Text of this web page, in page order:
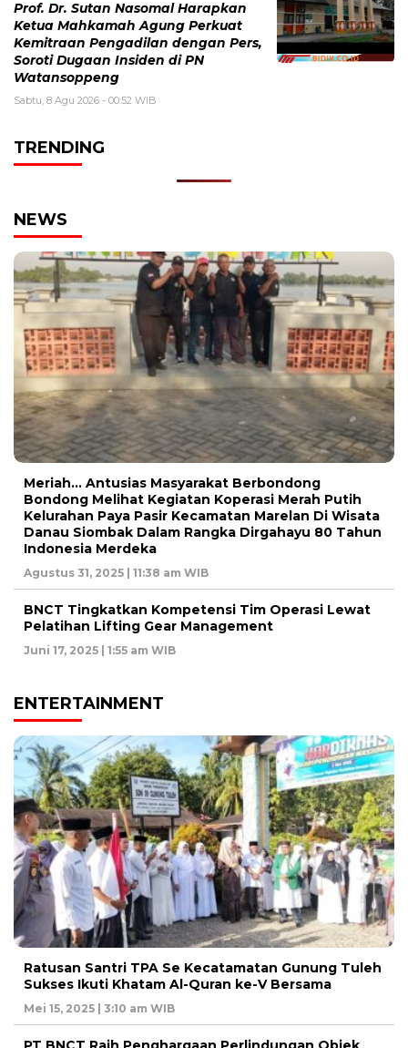
Prof. Dr. Sutan Nasomal Harapkan
Ketua Mahkamah Agung Perkuat
Kemitraan Pengadilan dengan Pers,
Soroti Dugaan Insiden di PN
Watansoppeng
Sabtu, 8 Agu 2026 - 00:52 WIB
TRENDING
NEWS
Meriah… Antusias Masyarakat Berbondong
Bondong Melihat Kegiatan Koperasi Merah Putih
Kelurahan Paya Pasir Kecamatan Marelan Di Wisata
Danau Siombak Dalam Rangka Dirgahayu 80 Tahun
Indonesia Merdeka
Agustus 31, 2025 | 11:38 am WIB
BNCT Tingkatkan Kompetensi Tim Operasi Lewat
Pelatihan Lifting Gear Management
Juni 17, 2025 | 1:55 am WIB
ENTERTAINMENT
Ratusan Santri TPA Se Kecatamatan Gunung Tuleh
Sukses Ikuti Khatam Al-Quran ke-V Bersama
Mei 15, 2025 | 3:10 am WIB